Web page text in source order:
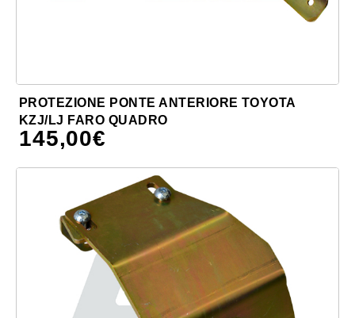
PROTEZIONE PONTE ANTERIORE TOYOTA
KZJ/LJ FARO QUADRO
145,00€